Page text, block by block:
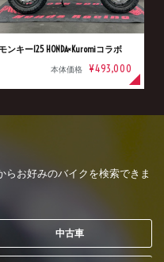
ンキー125 HONDA×Kuromiコラボ
本体価格 ¥493,000
らお好みのバイクを検索できま
中古車